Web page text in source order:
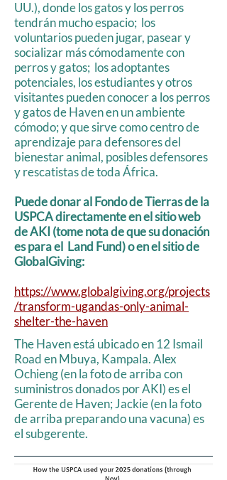
UU.), donde los gatos y los perros
tendrán mucho espacio; los
voluntarios pueden jugar, pasear y
socializar más cómodamente con
perros y gatos; los adoptantes
potenciales, los estudiantes y otros
visitantes pueden conocer a los perros
y gatos de Haven en un ambiente
cómodo; y que sirve como centro de
aprendizaje para defensores del
bienestar animal, posibles defensores
y rescatistas de toda África.
Puede donar al Fondo de Tierras de la
USPCA directamente en el sitio web
de AKI (tome nota de que su donación
es para el Land Fund) o en el sitio de
GlobalGiving:
https://www.globalgiving.org/projects
/transform-ugandas-only-animal-
shelter-the-haven
The Haven está ubicado en 12 Ismail
Road en Mbuya, Kampala. Alex
Ochieng (en la foto de arriba con
suministros donados por AKI) es el
Gerente de Haven; Jackie (en la foto
de arriba preparando una vacuna) es
el subgerente.